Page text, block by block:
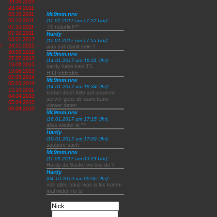
Mr.9mm.nrw
(11.01.2017 um 17:22 Uhr):
TS natürlich^^
Hardy
(11.01.2017 um 17:55 Uhr):
was soll damit sein ?
Mr.9mm.nrw
(14.01.2017 um 18:31 Uhr):
hardy habe kein TS
HILFEEEEEE
Mr.9mm.nrw
(14.01.2017 um 18:34 Uhr):
komm doch bitte auf unseren
server gebe dir dann team
viewer daten
Mr.9mm.nrw
(16.01.2017 um 17:15 Uhr):
alles wieder io ^^
Hardy
(19.01.2017 um 17:09 Uhr):
saubere sach
Mr.9mm.nrw
(11.09.2017 um 09:29 Uhr):
Hardy du Socke wo bist du ?
Hardy
(04.10.2019 um 00:06 Uhr):
völli altes haus was is los komm
mal wider ins ts
28.06.2010
22.04.2011
03.10.2011
03.10.2011
07.10.2011
07.10.2011
03.01.2012
24.01.2012
30.09.2012
27.07.2013
19.08.2013
19.08.2013
02.03.2014
05.03.2014
12.10.2011
04.04.2010
05.04.2010
09.04.2010